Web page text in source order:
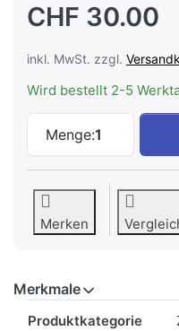
CHF 30.00
inkl. MwSt. zzgl.
Wird bestellt 2-5
Menge:1
Merken
Merkmale
Produktkategorie